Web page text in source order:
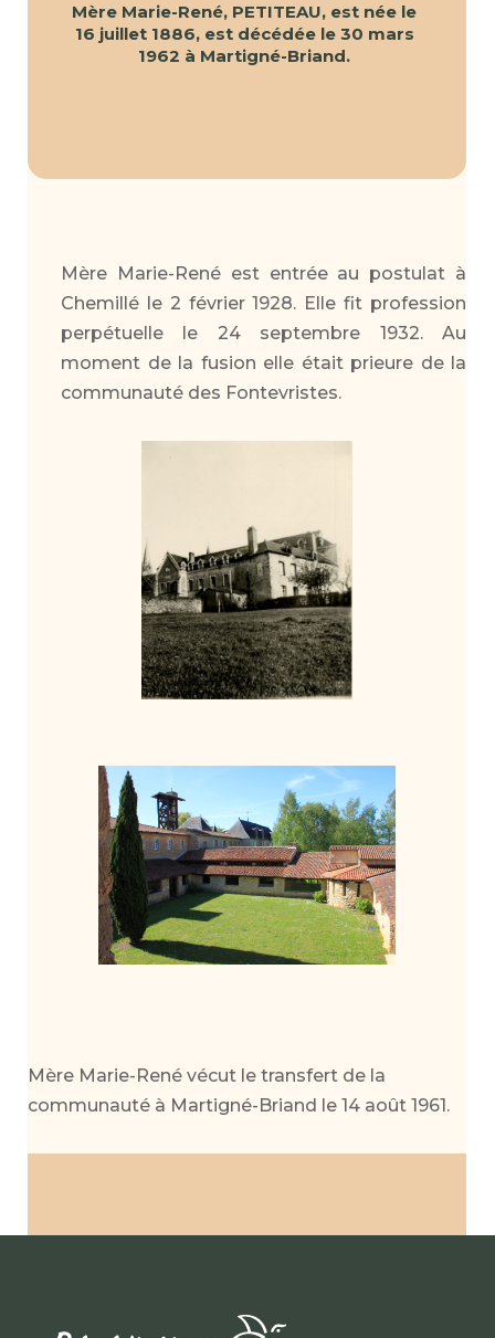
Mère Marie-René, PETITEAU, est née le
16 juillet 1886, est décédée le 30 mars
1962 à Martigné-Briand.
Mère Marie-René est entrée au postulat à
Chemillé le 2 février 1928. Elle fit profession
perpétuelle le 24 septembre 1932. Au
moment de la fusion elle était prieure de la
communauté des Fontevristes.
Mère Marie-René vécut le transfert de la
communauté à Martigné-Briand le 14 août 1961.